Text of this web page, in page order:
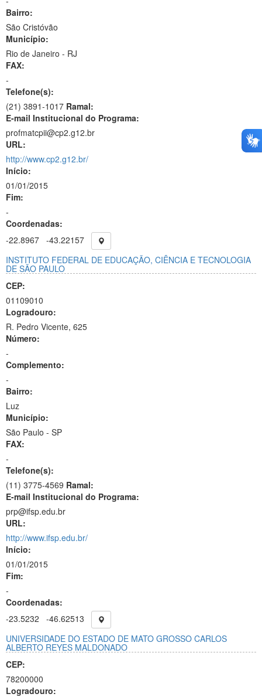
Bairro:
São Cristóvão
Município:
Rio de Janeiro - RJ
FAX:
-
Telefone(s):
(21) 3891-1017 Ramal:
E-mail Institucional do Programa:
profmatcpii@cp2.g12.br
URL:
http://www.cp2.g12.br/
Início:
01/01/2015
Fim:
-
Coordenadas:
-22.8967 -43.22157
INSTITUTO FEDERAL DE EDUCAÇÃO, CIÊNCIA E TECNOLOGIA
DE SÃO PAULO
CEP:
01109010
Logradouro:
R. Pedro Vicente, 625
Número:
-
Complemento:
-
Bairro:
Luz
Município:
São Paulo - SP
FAX:
-
Telefone(s):
(11) 3775-4569 Ramal:
E-mail Institucional do Programa:
prp@ifsp.edu.br
URL:
http://www.ifsp.edu.br/
Início:
01/01/2015
Fim:
-
Coordenadas:
-23.5232
-46.62513
UNIVERSIDADE DO ESTADO DE MATO GROSSO CARLOS
ALBERTO REYES MALDONADO
CEP:
78200000
Logradouro: